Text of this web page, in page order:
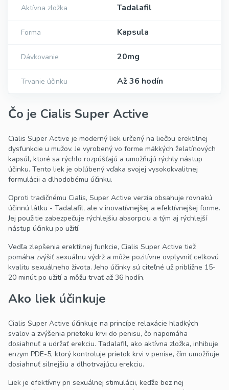
Aktívna zložka Tadalafil
Forma Kapsula
Dávkovanie 20mg
Trvanie účinku Až 36 hodín
Čo je Cialis Super Active
Cialis Super Active je moderný liek určený na liečbu erektilnej
dysfunkcie u mužov. Je vyrobený vo forme mäkkých želatínových
kapsúl, ktoré sa rýchlo rozpúšťajú a umožňujú rýchly nástup
účinku. Tento liek je obľúbený vďaka svojej vysokokvalitnej
formulácii a dlhodobému účinku.
Oproti tradičnému Cialis, Super Active verzia obsahuje rovnakú
účinnú látku - Tadalafil, ale v inovatívnejšej a efektívnejšej forme.
Jej použitie zabezpečuje rýchlejšiu absorpciu a tým aj rýchlejší
nástup účinku po užití.
Vedľa zlepšenia erektilnej funkcie, Cialis Super Active tiež
pomáha zvýšiť sexuálnu výdrž a môže pozitívne ovplyvniť celkovú
kvalitu sexuálneho života. Jeho účinky sú citeľné už približne 15-
20 minút po užití a môžu trvať až 36 hodín.
Ako liek účinkuje
Cialis Super Active účinkuje na princípe relaxácie hladkých
svalov a zvýšenia prietoku krvi do penisu, čo napomáha
dosiahnuť a udržať erekciu. Tadalafil, ako aktívna zložka, inhibuje
enzym PDE-5, ktorý kontroluje prietok krvi v penise, čím umožňuje
dosiahnuť silnejšiu a dlhotrvajúcu erekciu.
Liek je efektívny pri sexuálnej stimulácii, keďže bez nej